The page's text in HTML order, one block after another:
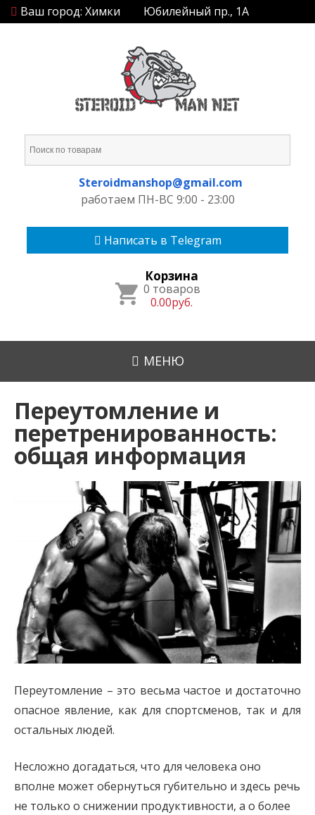
Ваш город: Химки Юбилейный пр., 1А
Steroidmanshop@gmail.com
работаем ПН-ВС 9:00 - 23:00
Написать в Telegram
Корзина
0 товаров
0.00руб.
МЕНЮ
Переутомление и
перетренированность:
общая информация
Переутомление – это весьма частое и достаточно
опасное явление, как для спортсменов, так и для
остальных людей.
Несложно догадаться, что для человека оно
вполне может обернуться губительно и здесь речь
не только о снижении продуктивности, а о более